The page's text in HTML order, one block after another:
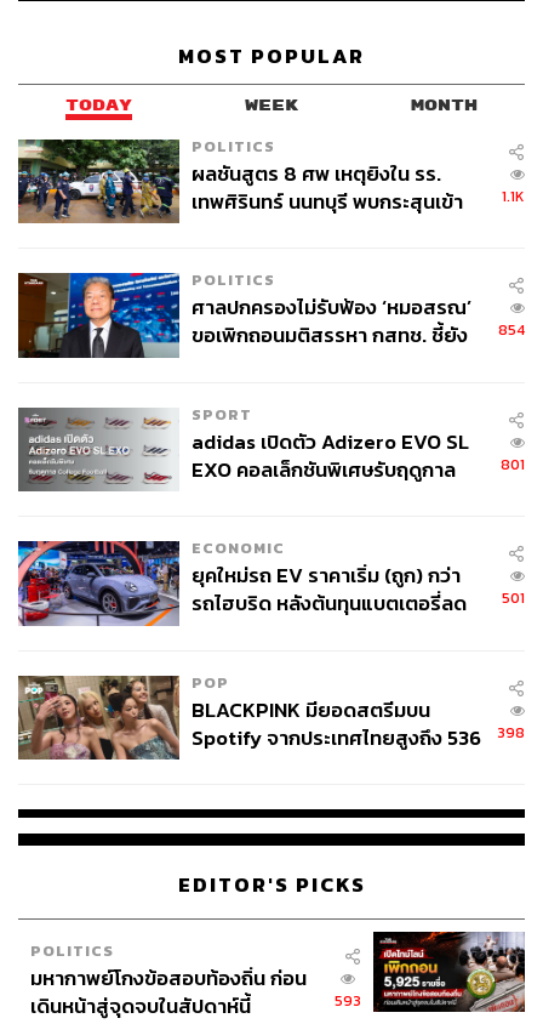
ครีมอัลมอนด์กับรูห์บาร์บ
หรืออีเมลfb.bangkok@stregis.com
stregisbangkok.com
Photo: Courtesy of The St.Regis Bangkok
TAGS: San Domenico
Michelin Guide
Jojo The St. Regis Bangkok
The St. Regis Bangkok
Massimiliano Mascia
53
วรัญญู อินทรกำแหง
นักเขียนผู้มีความสนใจในเรื่องวัฒนธรรม
อาหาร และความยั่งยืน
MOST POPULAR
TODAY WEEK MONTH
POLITICS
ผลชันสูตร 8 ศพ เหตุยิงใน รร.
เทพศิรินทร์ นนทบุรี พบกระสุนเข้า
1.1K
POLITICS
ศาลปกครองไม่รับฟ้อง ‘หมอสรณ’
ขอเพิกถอนมติสรรหา กสทช. ชี้ยัง
854
SPORT
adidas เปิดตัว Adizero EVO SL
EXO คอลเล็กชันพิเศษรับฤดูกาล
801
ECONOMIC
ยุคใหม่รถ EV ราคาเริ่ม (ถูก) กว่า
รถไฮบริด หลังต้นทุนแบตเตอรี่ลด
501
POP
BLACKPINK มียอดสตรีมบน
Spotify จากประเทศไทยสูงถึง 536
398
EDITOR'S PICKS
POLITICS
มหากาพย์โกงข้อสอบท้องถิ่น ก่อน
เดินหน้าสู่จุดจบในสัปดาห์นี้
593